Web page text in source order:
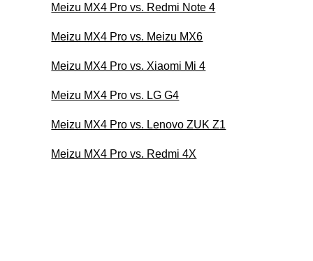
Meizu MX4 Pro vs. Redmi Note 4
Meizu MX4 Pro vs. Meizu MX6
Meizu MX4 Pro vs. Xiaomi Mi 4
Meizu MX4 Pro vs. LG G4
Meizu MX4 Pro vs. Lenovo ZUK Z1
Meizu MX4 Pro vs. Redmi 4X